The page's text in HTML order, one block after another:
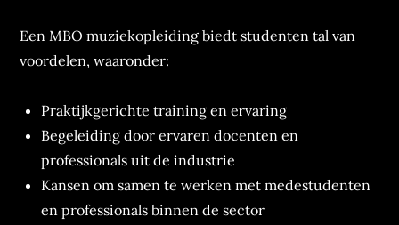
Een MBO muziekopleiding biedt studenten tal van
voordelen, waaronder:
Praktijkgerichte training en ervaring
Begeleiding door ervaren docenten en
professionals uit de industrie
Kansen om samen te werken met medestudenten
en professionals binnen de sector